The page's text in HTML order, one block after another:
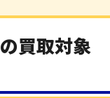
買取対象